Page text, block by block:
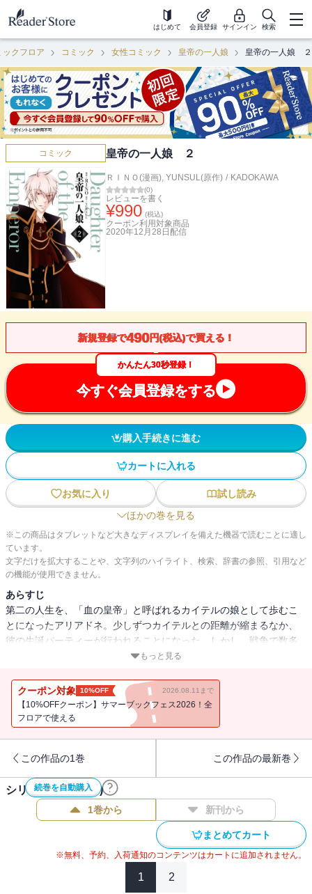
はじめて 会員登録 サインイン 検索
ックフロア コミック 女性コミック 皇帝の一人娘 皇帝の一人娘 ２
コミック 皇帝の一人娘 ２
ＲＩＮＯ(漫画), YUNSUL(原作) / KADOKAWA
(0)
レビューを書く
¥990 (税込)
クーポン利用対象商品
2020年12月28日 配信
新規登録で490円(税込)で買える！
かんたん30秒登録！
今すぐ会員登録をする
購入手続きに進む
カートに入れる
お気に入り
試し読み
ほかの巻を見る
※この商品はタブレットなど大きなディスプレイを備えた機器で読むことに適し
ています。
文字だけを拡大することや、文字列のハイライト、検索、辞書の参照、引用など
の機能が使用できません。
あらすじ
第二の人生を、「血の皇帝」と呼ばれるカイテルの娘として歩むこ
とになったアリアドネ。少しずつカイテルとの距離が縮まるなか、
彼の生誕パーティーが行われることになった。しかし、戦争で数多
の命を奪った負い目から、自分は祝福される立場なのか葛藤するカ
更正ストーリー、娘をめぐる内紛勃発の第２巻！
もっと見る
クーポン対象 10%OFF 2026.08.11まで
【10%OFFクーポン】サマーブックフェス2026！全
フロアで使える
この作品の1巻 この作品の最新巻
続巻を自動購入
シリーズ作品(17件)
1巻から 新刊から
まとめてカート
※無料、予約、入荷通知のコンテンツはカートに追加されません。
1 2